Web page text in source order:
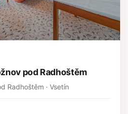
pod Radhoštěm
Radhoštěm · Vsetín